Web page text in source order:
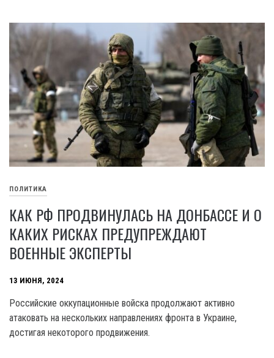
ПОЛИТИКА
КАК РФ ПРОДВИНУЛАСЬ НА ДОНБАССЕ И О
КАКИХ РИСКАХ ПРЕДУПРЕЖДАЮТ
ВОЕННЫЕ ЭКСПЕРТЫ
13 ИЮНЯ, 2024
Российские оккупационные войска продолжают активно
атаковать на нескольких направлениях фронта в Украине,
достигая некоторого продвижения.